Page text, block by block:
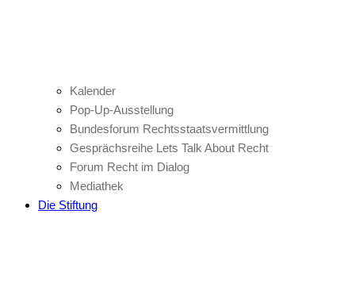
Kalender
Pop-Up-Ausstellung
Bundesforum Rechtsstaatsvermittlung
Gesprächsreihe Lets Talk About Recht
Forum Recht im Dialog
Mediathek
Die Stiftung